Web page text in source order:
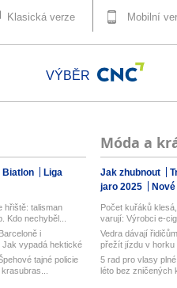
Klasická verze Mobilní
VÝBĚR
Biatlon
Liga
hřiště: talisman
Kdo nechyběl...
i
Jak vypadá hektické
tajné policie
Móda a
Jak zhubnout
jaro 2025
Počet kuřáků
varují: Výrobci e-
Vedra dávají
přežít jízdu v horku
5 rad pro vlasy
léto bez zničených